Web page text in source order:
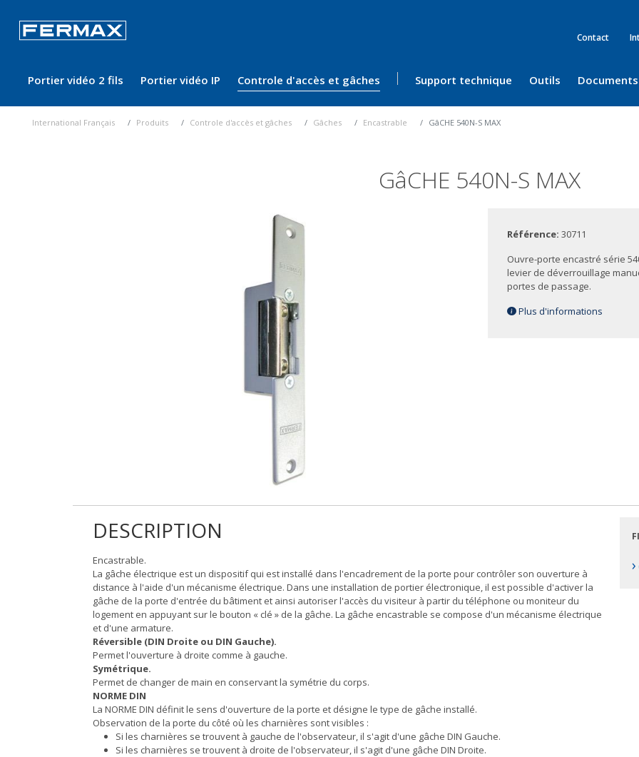
Contact
Portier vidéo 2 fils Portier vidéo IP Controle d'accès et gâches Support technique Outils Documents
International Français Produits Controle d'accès et gâches Gâches Encastrable GâCHE 540N-S MAX
GâCHE 540N-S MAX
Référence:30711
Ouvre-porte encastré série
levier de déverrouillage
portes de passage.
Plus d'informations
DESCRIPTION
Encastrable.
La gâche électrique est un dispositif qui est installé dans l'encadrement de la porte pour contrôler son ouverture à
distance à l'aide d'un mécanisme électrique. Dans une installation de portier électronique, il est possible d'activer la
gâche de la porte d'entrée du bâtiment et ainsi autoriser l'accès du visiteur à partir du téléphone ou moniteur du
logement en appuyant sur le bouton « clé » de la gâche. La gâche encastrable se compose d'un mécanisme électrique
et d'une armature.
Réversible (DIN Droite ou DIN Gauche).
Permet l'ouverture à droite comme à gauche.
Symétrique.
Permet de changer de main en conservant la symétrie du corps.
NORME DIN
La NORME DIN définit le sens d'ouverture de la porte et désigne le type de gâche installé.
Observation de la porte du côté où les charnières sont visibles :
Si les charnières se trouvent à gauche de l'observateur, il s'agit d'une gâche DIN Gauche.
Si les charnières se trouvent à droite de l'observateur, il s'agit d'une gâche DIN Droite.
›